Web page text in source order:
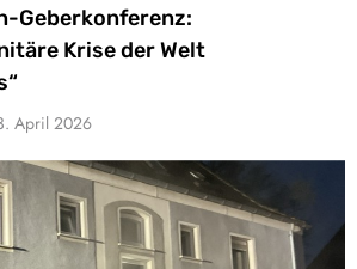
Geberkonferenz:
Krise der Welt
April 2026